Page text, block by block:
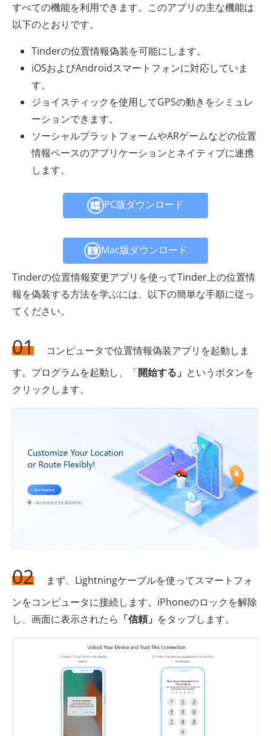
すべての機能を利用できます。このアプリの主な機能は
以下のとおりです。
Tinderの位置情報偽装を可能にします。
iOSおよびAndroidスマートフォンに対応していま
す。
ジョイスティックを使用してGPSの動きをシミュレ
ーションできます。
ソーシャルプラットフォームやARゲームなどの位置
情報ベースのアプリケーションとネイティブに連携
します。
PC版ダウンロード
Mac版ダウンロード
Tinderの位置情報変更アプリを使ってTinder上の位置情
報を偽装する方法を学ぶには、以下の簡単な手順に従っ
てください。
01
コンピュータで位置情報偽装アプリを起動しま
す。プログラムを起動し、「開始する」 というボタンを
クリックします。
02
まず、Lightningケーブルを使ってスマートフォ
ンをコンピュータに接続します。iPhoneのロックを解除
し、画面に表示されたら 「信頼」 をタップします。